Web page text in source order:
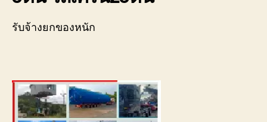
รับจ้างยกของหนัก